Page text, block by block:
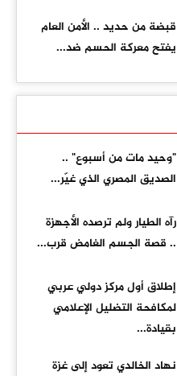
قبضة من حديد .. الأمن العام
يفتح معركة الحسم ضد...
"وحيد مات من أسبوع" ..
الصديق المصري الذي غيّر...
رآه الطيار ولم ترصده الأجهزة
.. قصة الجسم الغامض قرب...
إطلاق أول مركز دولي عربي
لمكافحة التضليل الإعلامي
بقيادة...
نهاد الخالدي تعود إلى غزة